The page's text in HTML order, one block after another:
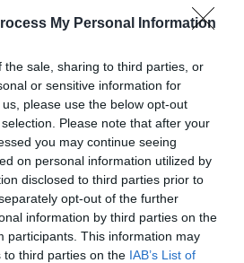
My Personal Information
the sale, sharing to third parties, or
or sensitive information for
please use the below opt-out
Please note that after your
you may continue seeing
on personal information utilized by
disclosed to third parties prior to
opt-out of the further
information by third parties on the
participants. This information may
to third parties on the IAB’s List of